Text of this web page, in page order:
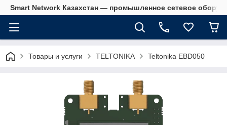
Smart Network Казахстан — промышленное сетевое
Товары и услуги TELTONIKA Teltonika EBD050